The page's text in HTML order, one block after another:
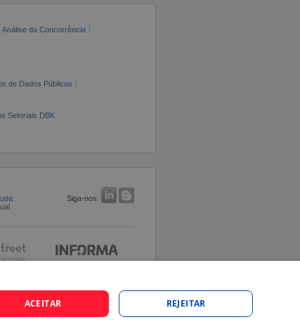
Análise da Concorrência
de Dados Públicos
Setoriais DBK
Siga-nos:
ACEITAR REJEITAR